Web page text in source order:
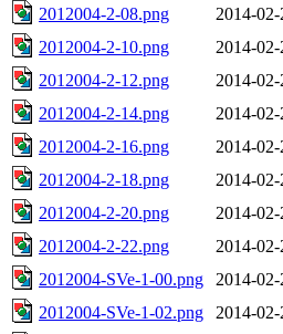
2012004-2-08.png
2014-
2012004-2-10.png
2014-
2012004-2-12.png
2014-
2012004-2-14.png
2014-
2012004-2-16.png
2014-
2012004-2-18.png
2014-
2012004-2-20.png
2014-
2012004-2-22.png
2014-
2012004-SVe-1-00.png
2014-
2012004-SVe-1-02.png
2014-